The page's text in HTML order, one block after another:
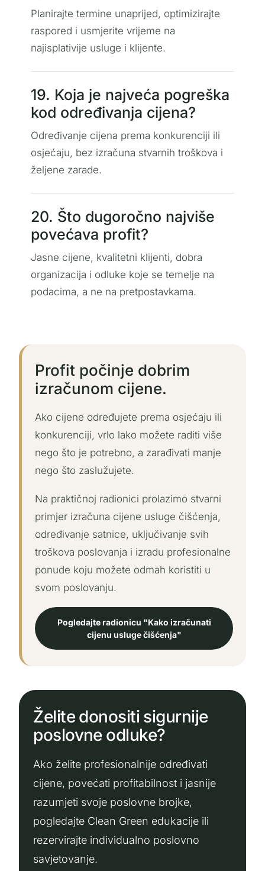
Planirajte termine unaprijed, optimizirajte
raspored i usmjerite vrijeme na
najisplativije usluge i klijente.
19. Koja je najveća pogreška
kod određivanja cijena?
Određivanje cijena prema konkurenciji ili
osjećaju, bez izračuna stvarnih troškova i
željene zarade.
20. Što dugoročno najviše
povećava profit?
Jasne cijene, kvalitetni klijenti, dobra
organizacija i odluke koje se temelje na
podacima, a ne na pretpostavkama.
Profit počinje dobrim
izračunom cijene.
Ako cijene određujete prema osjećaju ili
konkurenciji, vrlo lako možete raditi više
nego što je potrebno, a zarađivati manje
nego što zaslužujete.
Na praktičnoj radionici prolazimo stvarni
primjer izračuna cijene usluge čišćenja,
određivanje satnice, uključivanje svih
troškova poslovanja i izradu profesionalne
ponude koju možete odmah koristiti u
svom poslovanju.
Pogledajte radionicu "Kako izračunati
cijenu usluge čišćenja"
Želite donositi sigurnije
poslovne odluke?
Ako želite profesionalnije određivati
cijene, povećati profitabilnost i jasnije
razumjeti svoje poslovne brojke,
pogledajte Clean Green edukacije ili
rezervirajte individualno poslovno
savjetovanje.